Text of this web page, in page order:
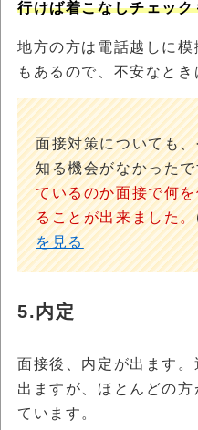
行けば着こなしチェッ
地方の方は電話越しに
もあるので、不安なとき
面接対策についても
知る機会がなかった
ているのか面接で何
ることが出来ました。
を見る
5.内定
面接後、内定が出ます
出ますが、ほとんどの
ています。